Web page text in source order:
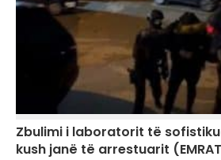
Zbulimi i laboratorit të
kush janë të arrestuarit